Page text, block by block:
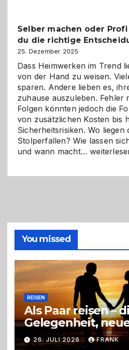
Herausforderungen
und
Zukunft
Selber machen oder
du die richtige
25. Dezember 2025
Dass Heimwerken im Trend
von der Hand zu weisen.
sparen. Andere lieben es,
zuhause auszuleben. Fehler
Folgen könnten jedoch die
von zusätzlichen Kosten bis
Sicherheitsrisiken. Wo liegen
Stolperfallen? Wie lassen
und wann macht…Selber
richtige
You missed
REISEN
Als Paar reisen –
Gelegenheit,
zu entdecken
26. JULI 2026 FRANK